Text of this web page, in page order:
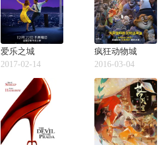
爱乐之城
2017-02-14
疯狂动物城
2016-03-04